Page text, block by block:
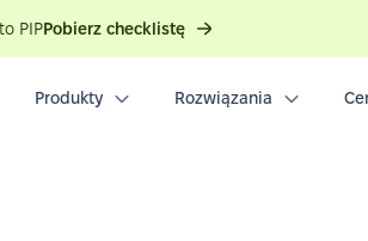
PIPPobierz checklistę
Produkty Rozwiązania